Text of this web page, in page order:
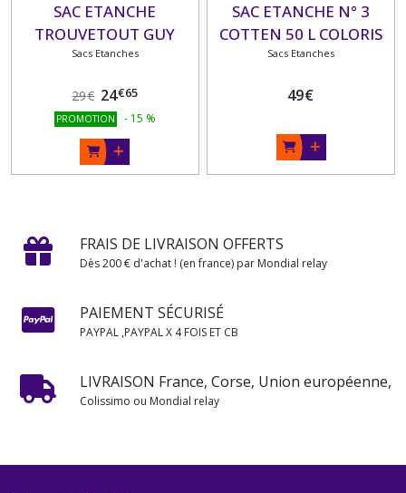
SAC ETANCHE
TROUVETOUT GUY
COTTEN
Sacs Etanches
29€ 24€65
PROMOTION - 15 %
SAC ETANCHE N° 3
COTTEN 50 L COLORIS
JAUNE
Sacs Etanches
49€
FRAIS DE LIVRAISON OFFERTS
Dès 200 € d'achat ! (en france) par Mondial relay
PAIEMENT SÉCURISÉ
PAYPAL ,PAYPAL X 4 FOIS ET CB
LIVRAISON France, Corse, Union européenne,
Colissimo ou Mondial relay